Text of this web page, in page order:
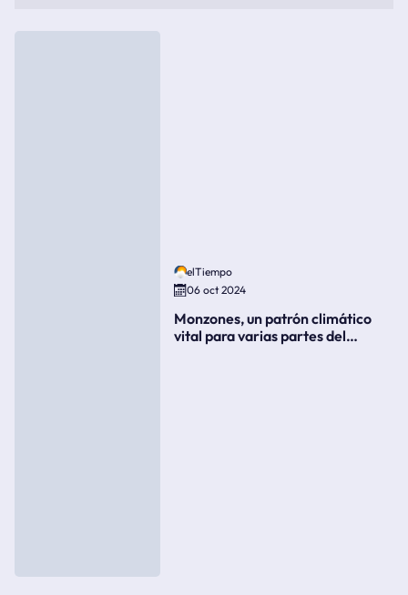
elTiempo
06 oct 2024
Monzones, un patrón climático
vital para varias partes del